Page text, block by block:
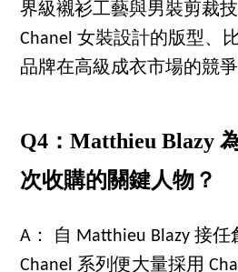
界級襯衫工藝與男裝剪裁
Chanel 女裝設計的版型、
品牌在高級成衣市場的競爭
Q4：Matthieu Blazy
次收購的關鍵人物？
A： 自 Matthieu Blazy 接
Chanel 系列便大量採用